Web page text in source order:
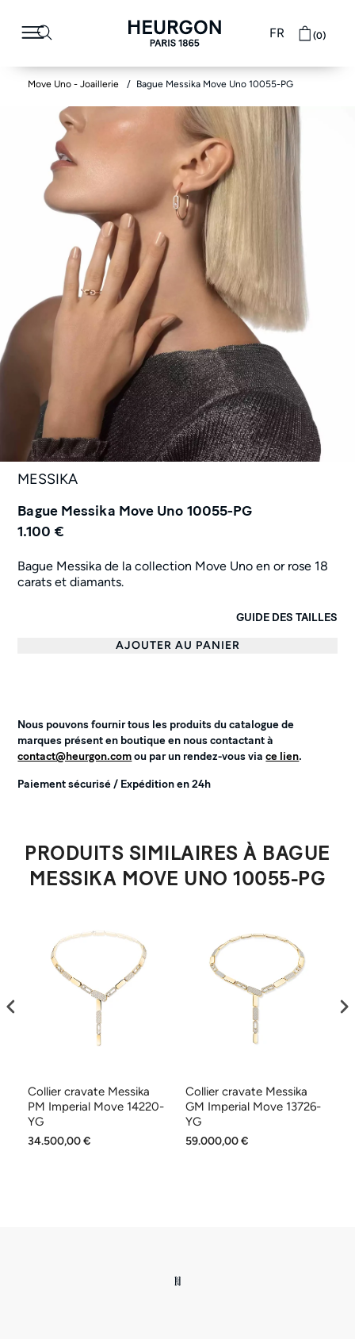
FR (0)
Move Uno - Joaillerie Bague Messika Move Uno 10055-PG
MESSIKA
Bague Messika Move Uno 10055-PG
1.100 €
Bague Messika de la collection Move Uno en or rose 18
carats et diamants.
GUIDE DES TAILLES
AJOUTER AU PANIER
Nous pouvons fournir tous les produits du catalogue de
marques présent en boutique en nous contactant à
contact@heurgon.comou par un rendez-vous viace lien.
Paiement sécurisé / Expédition en 24h
PRODUITS SIMILAIRES À BAGUE
MESSIKA MOVE UNO 10055-PG
Collier cravate Messika
PM Imperial Move 14220-
YG
34.500,00 €
Collier cravate Messika
GM Imperial Move 13726-
YG
59.000,00 €